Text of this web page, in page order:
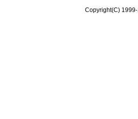
Copyright(C)